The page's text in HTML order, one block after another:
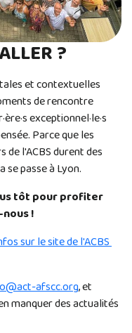
?
et contextuelles
de rencontre
exceptionnel·le·s
Parce que les
de l'ACBS durent des
se passe à Lyon.
tôt pour profiter
!
sur le site de l'ACBS
afscc.org, et
manquer des actualités